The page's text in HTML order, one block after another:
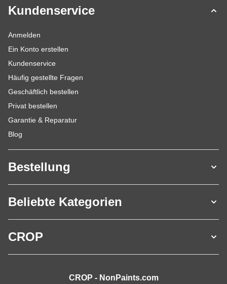
Kundenservice
Anmelden
Ein Konto erstellen
Kundenservice
Häufig gestellte Fragen
Geschäftlich bestellen
Privat bestellen
Garantie & Reparatur
Blog
Bestellung
Beliebte Kategorien
CROP
CROP - NonPaints.com